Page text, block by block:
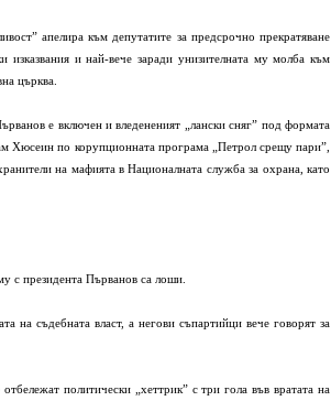
апелира към депутатите за предсрочно прекратяване
изказвания и най-вече заради унизителната му молба към
църква.
е включен и вледененият „лански сняг” под формата
Хюсеин по корупционната програма „Петрол срещу пари”,
на мафията в Националната служба за охрана, като
с президента Първанов са лоши.
на съдебната власт, а негови съпартийци вече говорят за
политически „хеттрик” с три гола във вратата на